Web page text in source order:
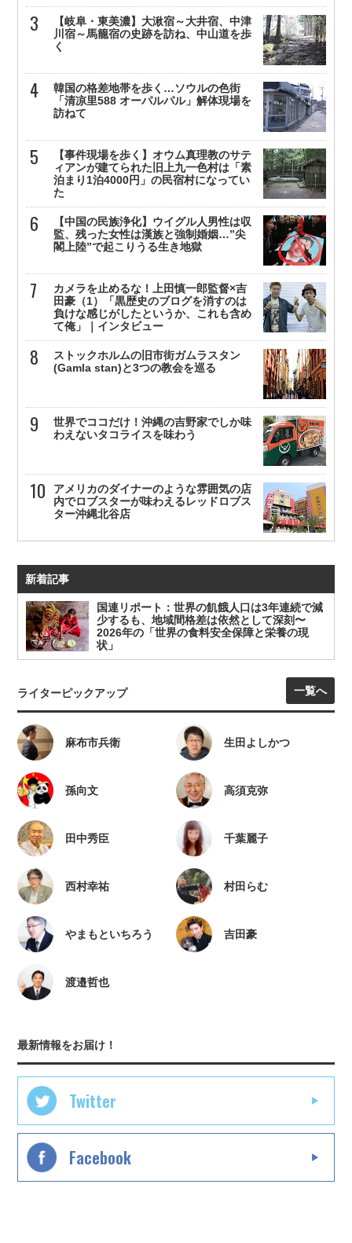
【岐阜・東美濃】大湫宿～大井宿、中津
川宿～馬籠宿の史跡を訪ね、中山道を歩
く
韓国の格差地帯を歩く…ソウルの色街
「清凉里588 オーパルパル」解体現場を
訪ねて
【事件現場を歩く】オウム真理教のサテ
ィアンが建てられた旧上九一色村は「素
泊まり1泊4000円」の民宿村になってい
た
【中国の民族浄化】ウイグル人男性は収
監、残った女性は漢族と強制婚姻…”尖
閣上陸”で起こりうる生き地獄
カメラを止めるな！上田慎一郎監督×吉
田豪（1）「黒歴史のブログを消すのは
負けな感じがしたというか、これも含め
て俺」｜インタビュー
ストックホルムの旧市街ガムラスタン
(Gamla stan)と3つの教会を巡る
世界でココだけ！沖縄の吉野家でしか味
わえないタコライスを味わう
アメリカのダイナーのような雰囲気の店
内でロブスターが味わえるレッドロブス
ター沖縄北谷店
新着記事
国連リポート：世界の飢餓人口は3年連続で減
少するも、地域間格差は依然として深刻〜
2026年の「世界の食料安全保障と栄養の現
状」
ライターピックアップ 一覧へ
麻布市兵衛 生田よしかつ
孫向文 高須克弥
田中秀臣 千葉麗子
西村幸祐 村田らむ
やまもといちろう 吉田豪
渡邉哲也
最新情報をお届け！
Twitter
Facebook